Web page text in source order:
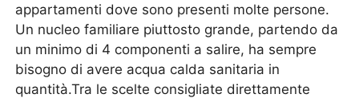
appartamenti dove sono presenti molte persone.
Un nucleo familiare piuttosto grande, partendo da
un minimo di 4 componenti a salire, ha sempre
bisogno di avere acqua calda sanitaria in
quantità.Tra le scelte consigliate direttamente